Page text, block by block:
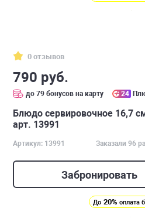
0 отзывов
790 руб.
до 79 бонусов на карту 24
Блюдо сервировочное 16,7
арт. 13991
Артикул: 13991 Заказали 96
Забронировать
До 20% оплата